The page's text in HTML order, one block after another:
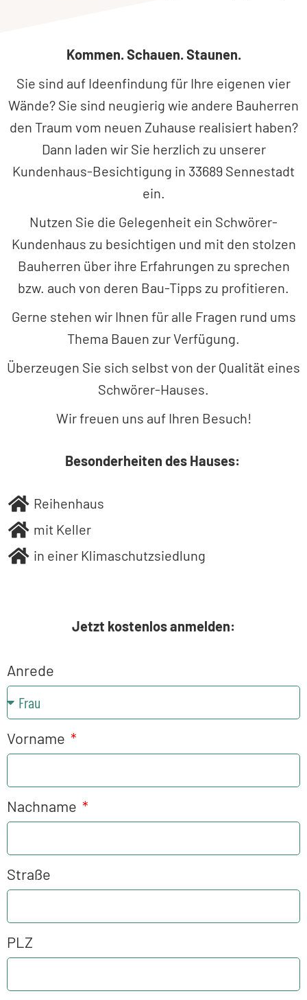
Kommen. Schauen. Staunen.
Sie sind auf Ideenfindung für Ihre eigenen vier
Wände? Sie sind neugierig wie andere Bauherren
den Traum vom neuen Zuhause realisiert haben?
Dann laden wir Sie herzlich zu unserer
Kundenhaus-Besichtigung in 33689 Sennestadt
ein.
Nutzen Sie die Gelegenheit ein Schwörer-
Kundenhaus zu besichtigen und mit den stolzen
Bauherren über ihre Erfahrungen zu sprechen
bzw. auch von deren Bau-Tipps zu profitieren.
Gerne stehen wir Ihnen für alle Fragen rund ums
Thema Bauen zur Verfügung.
Überzeugen Sie sich selbst von der Qualität eines
Schwörer-Hauses.
Wir freuen uns auf Ihren Besuch!
Besonderheiten des Hauses:
Reihenhaus
mit Keller
in einer Klimaschutzsiedlung
Jetzt kostenlos anmelden:
Anrede
Vorname
Nachname
Straße
PLZ